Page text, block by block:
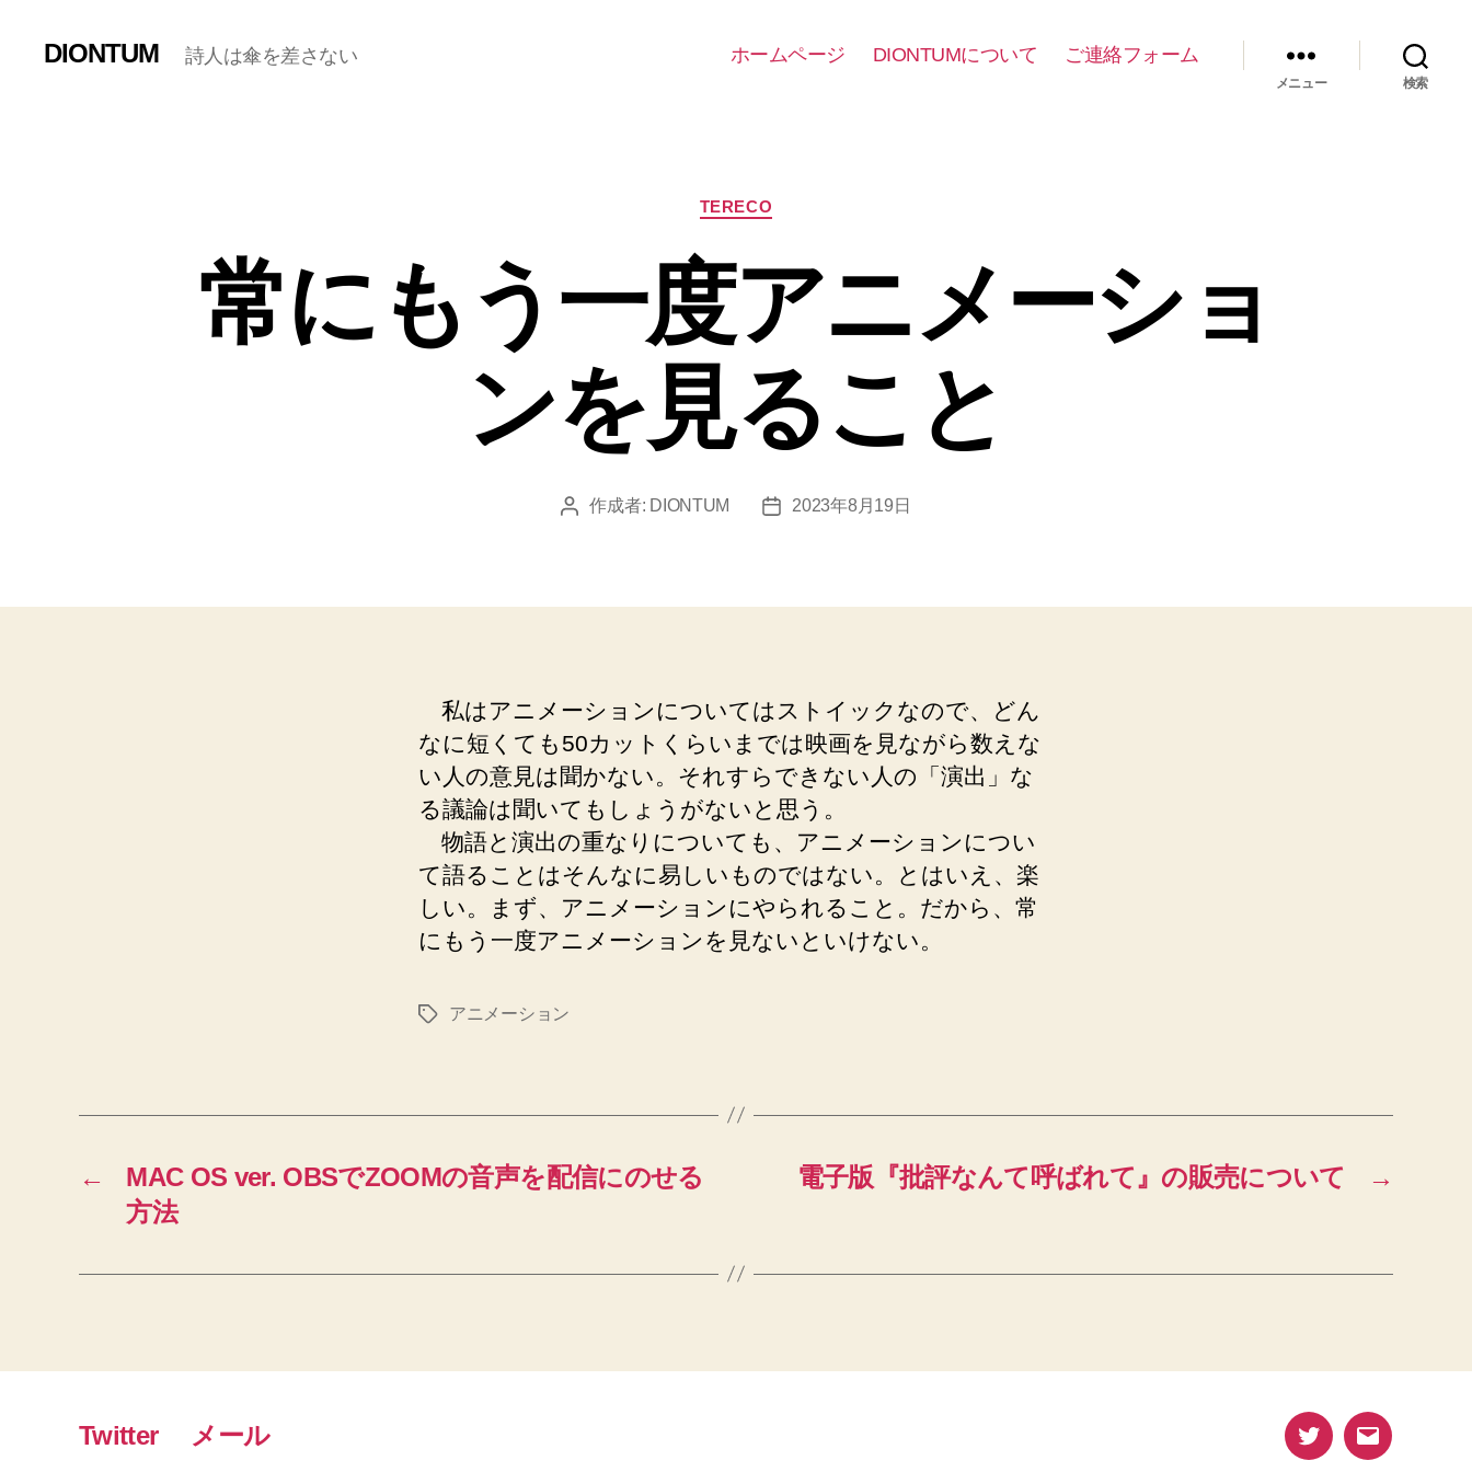
DIONTUM 詩人は傘を差さない ホームページ DIONTUMについて ご連絡フォーム
メニュー 検索
カ
テ
リ
ー
TERECO
常にもう一度アニメーショ
ンを見ること
投
作成者: DIONTUM
投
2023年8月19日
私はアニメーションについてはストイックなので、どん
なに短くても50カットくらいまでは映画を見ながら数えな
い人の意見は聞かない。それすらできない人の「演出」な
る議論は聞いてもしょうがないと思う。
物語と演出の重なりについても、アニメーションについ
て語ることはそんなに易しいものではない。とはいえ、楽
しい。まず、アニメーションにやられること。だから、常
にもう一度アニメーションを見ないといけない。
タ
アニメーション
←
MAC OS ver. OBSでZOOMの音声を配信にのせる
方法
→
電子版『批評なんて呼ばれて』の販売について
Twitter メール Twitterメ